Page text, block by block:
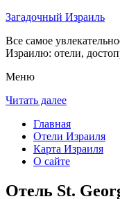
Загадочный Израиль
Все самое
Израилю: отели,
Меню
Читать далее
Главная
Отели Израиля
Карта Израиля
О сайте
Отель St.